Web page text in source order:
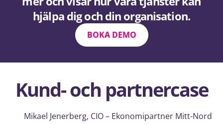
hjälpa dig och din organisation.
BOKA DEMO
Kund- och partnercase
Mikael Jenerberg, CIO – Ekonomipartner Mitt-Nord